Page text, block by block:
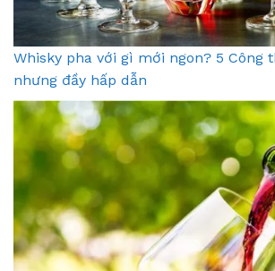
Whisky pha với gì mới ngon? 5 Công
nhưng đầy hấp dẫn